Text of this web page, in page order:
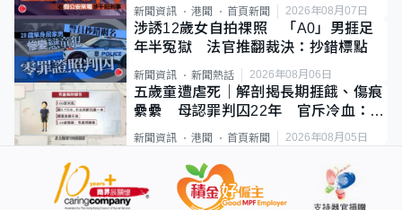
新聞資訊 港聞 首頁新聞 2026年08月07日
涉誘12歲女自拍祼照 「A0」男捱足
年半冤獄 法官推翻裁決：抄錯標點
新聞資訊 新聞熱話 2026年08月06日
五歲童遭虐死｜解剖揭長期捱餓、傷痕
纍纍 母認罪判囚22年 官斥冷血：同
類案最惡劣
新聞資訊 港聞 首頁新聞 2026年08月05日